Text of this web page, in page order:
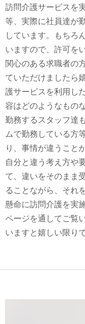
訪問介護サービスを
等、実際に社員達が
しています。もちろ
いますので、許可を
関心のある求職者の
ていただけましたら
護サービスを利用し
容はどのようなもの
勤務するスタッフ達
ムで勤務している方
り、事情が違うこと
自分と違う考え方や
て、違いをそのまま
ることながら、それ
懸命に訪問介護を実
ページを通してご覧
いますと嬉しい限りで